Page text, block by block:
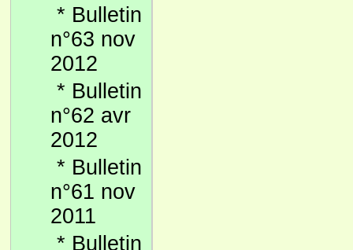
* Bulletin
n°63 nov
2012
* Bulletin
n°62 avr
2012
* Bulletin
n°61 nov
2011
* Bulletin